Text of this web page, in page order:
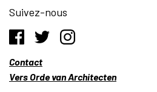
Suivez-nous
Contact
Vers Orde van Architecten